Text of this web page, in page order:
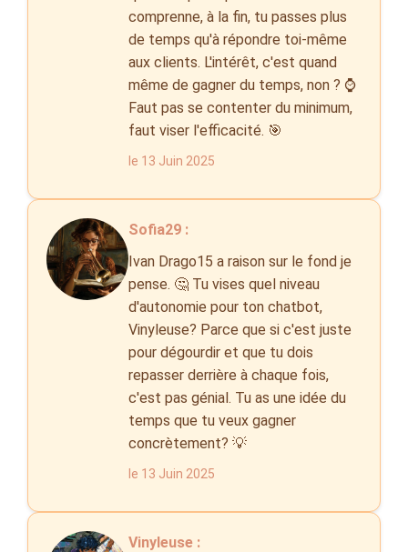
comprenne, à la fin, tu passes plus
de temps qu'à répondre toi-même
aux clients. L'intérêt, c'est quand
même de gagner du temps, non ? ⌚️
Faut pas se contenter du minimum,
faut viser l'efficacité. 🎯
le 13 Juin 2025
Sofia29 :
Ivan Drago15 a raison sur le fond je
pense. 🤔 Tu vises quel niveau
d'autonomie pour ton chatbot,
Vinyleuse? Parce que si c'est juste
pour dégourdir et que tu dois
repasser derrière à chaque fois,
c'est pas génial. Tu as une idée du
temps que tu veux gagner
concrètement? 💡
le 13 Juin 2025
Vinyleuse :